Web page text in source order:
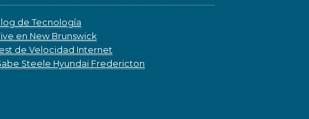
de Tecnología
en New Brunswick
de Velocidad Internet
Steele Hyundai Fredericton